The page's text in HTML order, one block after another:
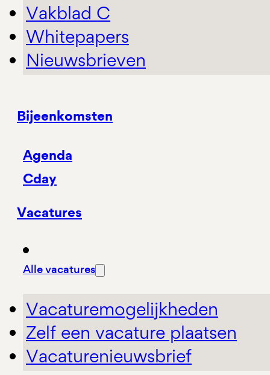
Vakblad C
Whitepapers
Nieuwsbrieven
Bijeenkomsten
Agenda
Cday
Vacatures
Alle vacatures
Vacaturemogelijkheden
Zelf een vacature plaatsen
Vacaturenieuwsbrief